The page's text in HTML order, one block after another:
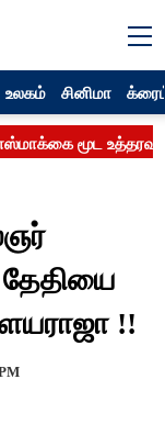
உலகம் சினிமா
தேதியை
!!